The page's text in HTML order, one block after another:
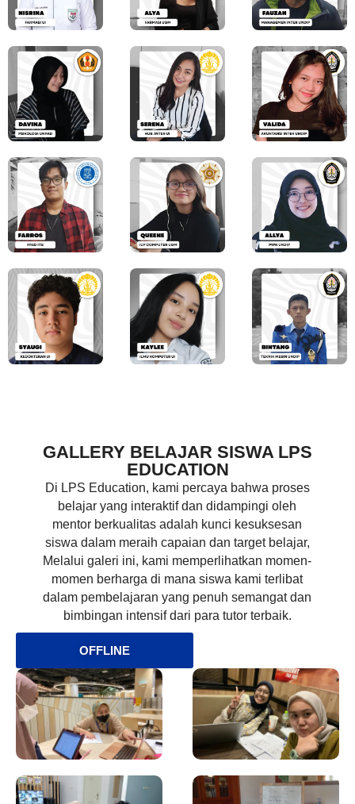
GALLERY BELAJAR SISWA LPS
EDUCATION
Di LPS Education, kami percaya bahwa proses
belajar yang interaktif dan didampingi oleh
mentor berkualitas adalah kunci kesuksesan
siswa dalam meraih capaian dan target belajar,
Melalui galeri ini, kami memperlihatkan momen-
momen berharga di mana siswa kami terlibat
dalam pembelajaran yang penuh semangat dan
bimbingan intensif dari para tutor terbaik.
OFFLINE